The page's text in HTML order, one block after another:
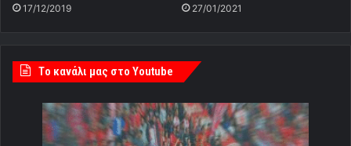
17/12/2019 27/01/2021
Tο κανάλι μας στο Youtube